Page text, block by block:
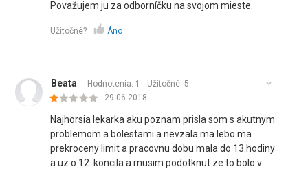
Považujem ju za odborníčku na svojom mieste.
Užitočné? Áno
Beata Hodnotenia: 1 Užitočné: 5
29.06.2018
Najhorsia lekarka aku poznam prisla som s akutnym
problemom a bolestami a nevzala ma lebo ma
prekroceny limit a pracovnu dobu mala do 13.hodiny
a uz o 12. koncila a musim podotknut ze to bolo v